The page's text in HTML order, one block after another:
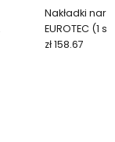
Nakładki
EUROTEC (1
zł 158.67